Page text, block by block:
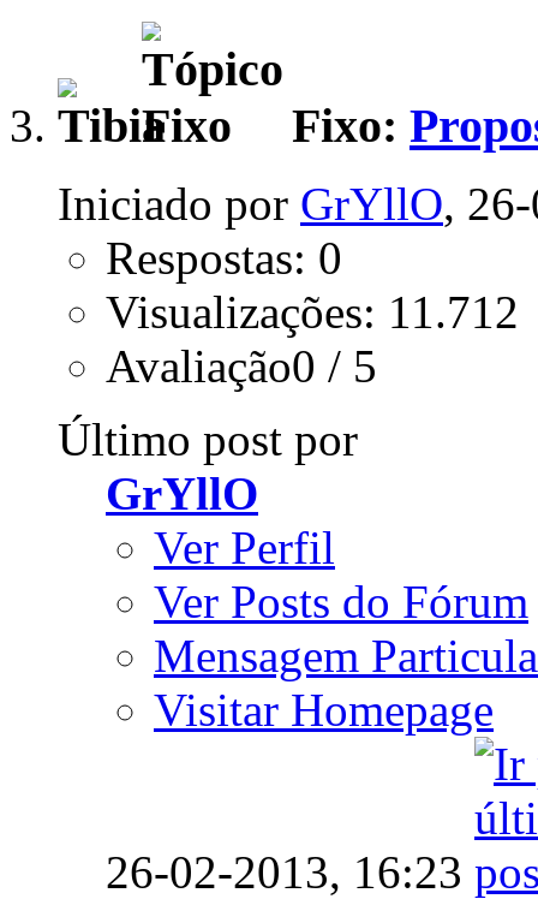
Fixo:
Iniciado por GrYllO,
Respostas: 0
Visualizações: 11.712
Avaliação0 / 5
Último post por
GrYllO
Ver Perfil
Ver Posts do Fórum
Mensagem
Visitar Homepage
26-02-2013, 16:23